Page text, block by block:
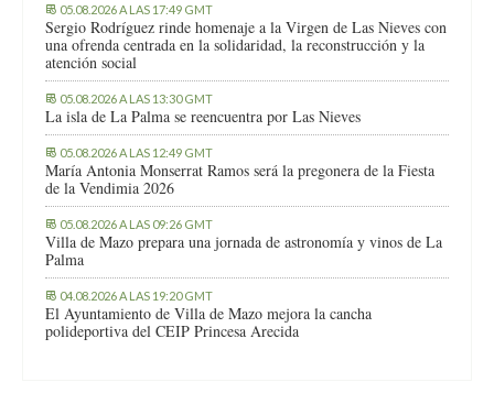
05.08.2026 A LAS 17:49 GMT
Sergio Rodríguez rinde homenaje a la Virgen de Las Nieves con
una ofrenda centrada en la solidaridad, la reconstrucción y la
atención social
05.08.2026 A LAS 13:30 GMT
La isla de La Palma se reencuentra por Las Nieves
05.08.2026 A LAS 12:49 GMT
María Antonia Monserrat Ramos será la pregonera de la Fiesta
de la Vendimia 2026
05.08.2026 A LAS 09:26 GMT
Villa de Mazo prepara una jornada de astronomía y vinos de La
Palma
04.08.2026 A LAS 19:20 GMT
El Ayuntamiento de Villa de Mazo mejora la cancha
polideportiva del CEIP Princesa Arecida